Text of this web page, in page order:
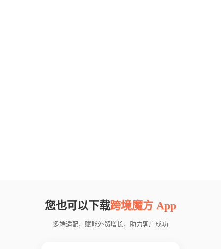
您也可以下载跨境魔方 App
多端适配，赋能外贸增长，助力客户成功